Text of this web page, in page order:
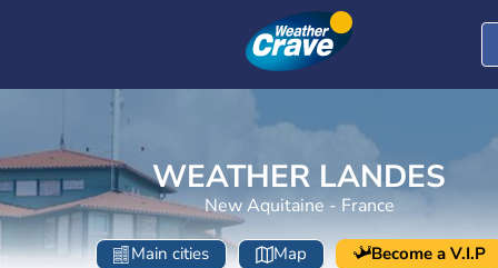
WEATHER LANDES
New Aquitaine - France
Main cities Map Become a V.I.P